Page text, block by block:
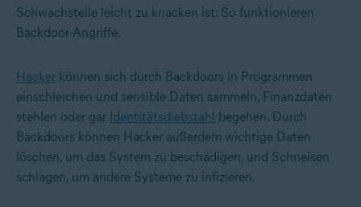
Schwachstelle leicht zu knacken ist: So funktionieren
Backdoor-Angriffe.
Hacker können sich durch Backdoors in Programmen
einschleichen und sensible Daten sammeln, Finanzdaten
stehlen oder gar Identitätsdiebstahl begehen. Durch
Backdoors können Hacker außerdem wichtige Daten
löschen, um das System zu beschädigen, und Schneisen
schlagen, um andere Systeme zu infizieren.